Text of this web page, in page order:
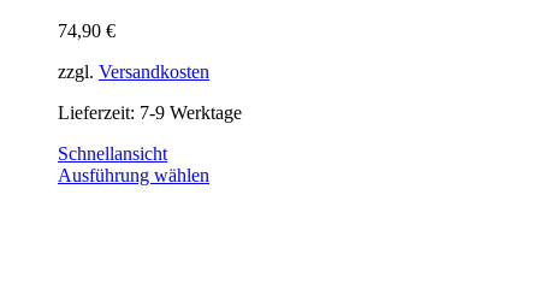
74,90 €
zzgl. Versandkosten
Lieferzeit: 7-9 Werktage
Schnellansicht
Ausführung wählen